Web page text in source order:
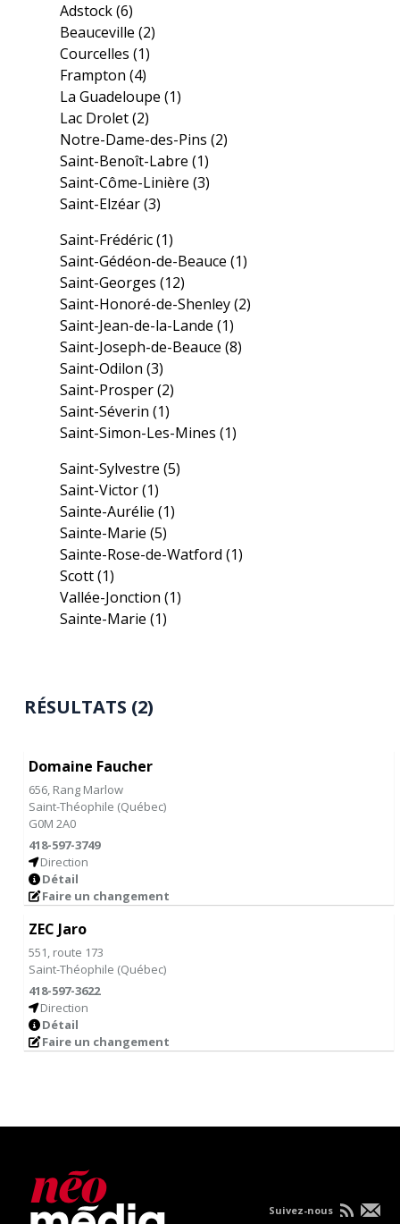
Adstock(6)
Beauceville(2)
Courcelles(1)
Frampton(4)
La Guadeloupe(1)
Lac Drolet(2)
Notre-Dame-des-Pins(2)
Saint-Benoît-Labre(1)
Saint-Côme-Linière(3)
Saint-Elzéar(3)
Saint-Frédéric(1)
Saint-Gédéon-de-Beauce(1)
Saint-Georges(12)
Saint-Honoré-de-Shenley(2)
Saint-Jean-de-la-Lande(1)
Saint-Joseph-de-Beauce(8)
Saint-Odilon(3)
Saint-Prosper(2)
Saint-Séverin(1)
Saint-Simon-Les-Mines(1)
Saint-Sylvestre(5)
Saint-Victor(1)
Sainte-Aurélie(1)
Sainte-Marie(5)
Sainte-Rose-de-Watford(1)
Scott(1)
Vallée-Jonction(1)
Sainte-Marie(1)
RÉSULTATS (2)
Domaine Faucher
656, Rang Marlow
Saint-Théophile (Québec)
G0M 2A0
418-597-3749
Direction
Détail
Faire un changement
ZEC Jaro
551, route 173
Saint-Théophile (Québec)
418-597-3622
Direction
Détail
Faire un changement
Suivez-nous